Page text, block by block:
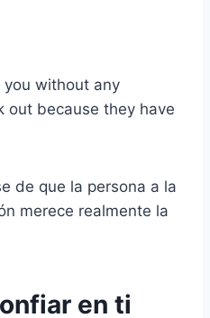
you without any
out because they have
de que la persona a la
merece realmente la
en ti